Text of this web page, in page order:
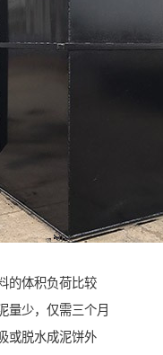
的体积负荷比较
量少，仅需三个月
或脱水成泥饼外